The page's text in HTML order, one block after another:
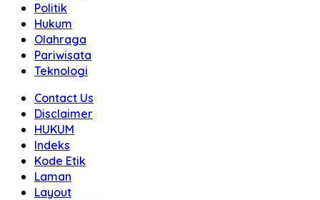
Politik
Hukum
Olahraga
Pariwisata
Teknologi
Contact Us
Disclaimer
HUKUM
Indeks
Kode Etik
Laman
Layout